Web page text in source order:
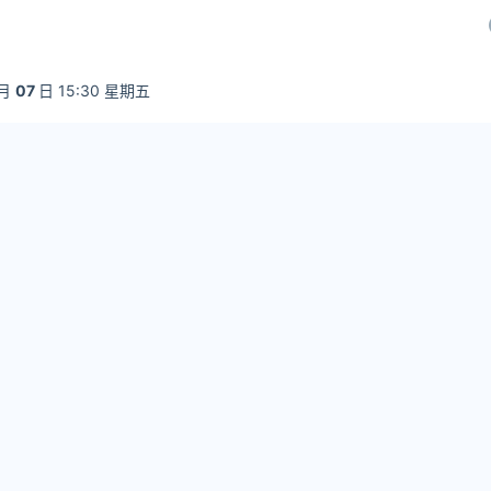
07 日 15:30 星期五